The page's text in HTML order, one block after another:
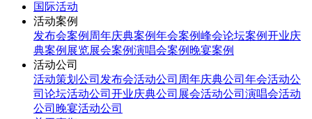
国际活动
活动案例
发布会案例 周年庆典案例年会案例峰会论坛案例开业庆
典案例 展览展会案例演唱会案例 晚宴案例
活动公司
活动策划公司 发布会活动公司 周年庆典公司 年会活动公
司 论坛活动公司 开业庆典公司 展会活动公司 演唱会活动
公司 晚宴活动公司